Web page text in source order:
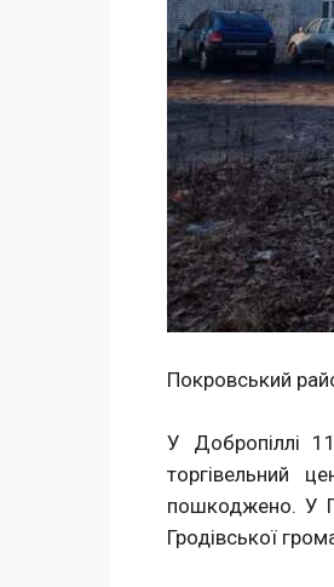
Покровський
У Добропіллі
торгівельний
пошкоджено. У
Гродівської